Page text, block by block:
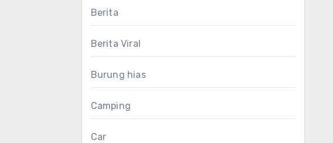
Berita
Berita Viral
Burung hias
Camping
Car